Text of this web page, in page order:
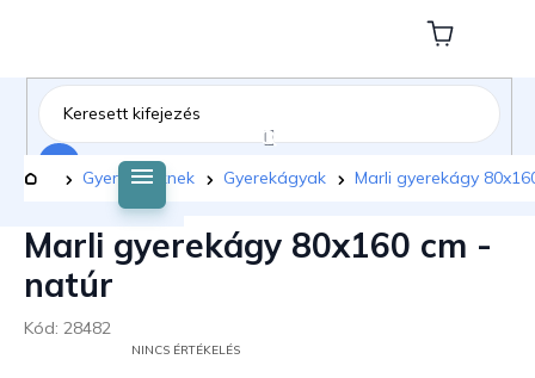
tartalomhoz
Kosár
Kezdőlap
Gyermekeknek Gyerekágyak Marli gyerekágy
Marli gyerekágy 80x160 cm -
natúr
Kód: 28482
NINCS ÉRTÉKELÉS